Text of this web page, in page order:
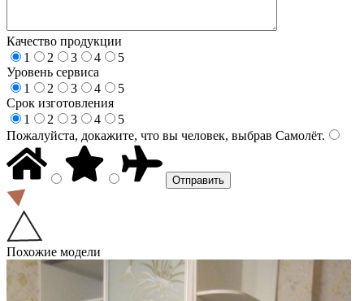
Качество продукции
1
2 3 4
5
Уровень сервиса
1
2 3 4
5
Срок изготовления
1
2 3 4
5
Пожалуйста, докажите, что вы человек, выбрав Самолёт.
Похожие модели